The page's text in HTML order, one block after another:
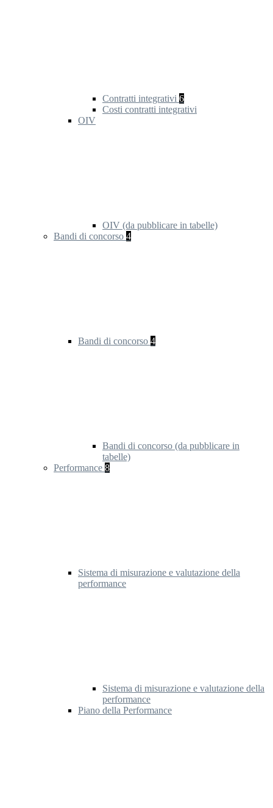
Contratti integrativi 6
Costi contratti integrativi
OIV
OIV (da pubblicare in tabelle)
Bandi di concorso 4
Bandi di concorso 4
Bandi di concorso (da pubblicare in
tabelle)
Performance 8
Sistema di misurazione e valutazione della
performance
Sistema di misurazione e valutazione della
performance
Piano della Performance